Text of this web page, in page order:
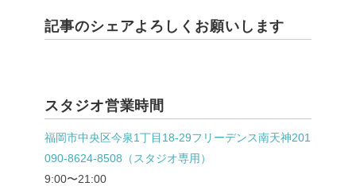
記事のシェアよろしくお願いします
スタジオ営業時間
福岡市中央区今泉1丁目18-29フリーデンス南天神201
090-8624-8508（スタジオ専用）
9:00〜21:00